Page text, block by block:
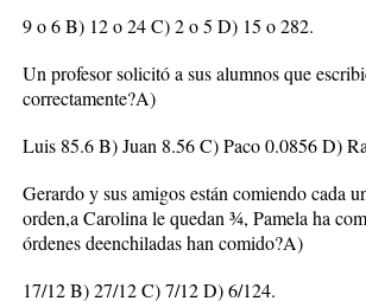
9 o 6 B) 12 o 24 C) 2 o 5 D) 15 o 282.
Un profesor solicitó a sus alumnos que
correctamente?A)
Luis 85.6 B) Juan 8.56 C) Paco 0.0856 D)
Gerardo y sus amigos están comiendo cada
orden,a Carolina le quedan ¾, Pamela ha
órdenes deenchiladas han comido?A)
17/12 B) 27/12 C) 7/12 D) 6/124.